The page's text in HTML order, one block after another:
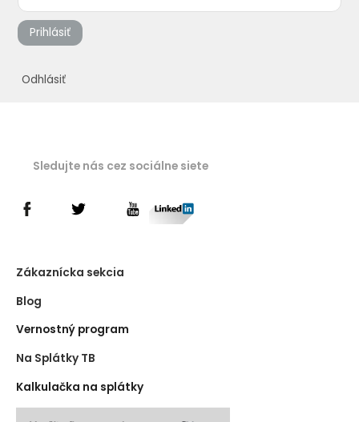
Prihlásiť
Odhlásiť
Sledujte nás cez sociálne siete
Zákaznícka sekcia
Blog
Vernostný program
Na Splátky TB
Kalkulačka na splátky